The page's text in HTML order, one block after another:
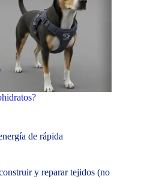
de rápida
y reparar tejidos (no